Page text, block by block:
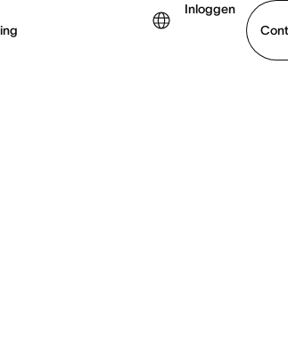
Inloggen